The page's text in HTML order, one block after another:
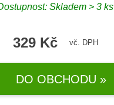
Skladem > 3 ks
329 Kč vč. DPH
DO OBCHODU »